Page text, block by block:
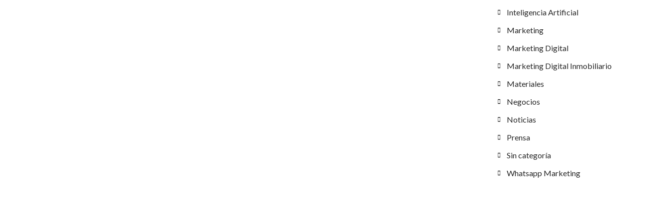
Inteligencia Artificial
Marketing
Marketing Digital
Marketing Digital Inmobiliario
Materiales
Negocios
Noticias
Prensa
Sin categoría
Whatsapp Marketing